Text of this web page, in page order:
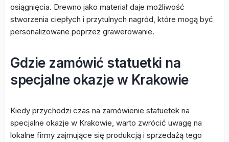
osiągnięcia. Drewno jako materiał daje możliwość
stworzenia ciepłych i przytulnych nagród, które mogą być
personalizowane poprzez grawerowanie.
Gdzie zamówić statuetki na
specjalne okazje w Krakowie
Kiedy przychodzi czas na zamówienie statuetek na
specjalne okazje w Krakowie, warto zwrócić uwagę na
lokalne firmy zajmujące się produkcją i sprzedażą tego